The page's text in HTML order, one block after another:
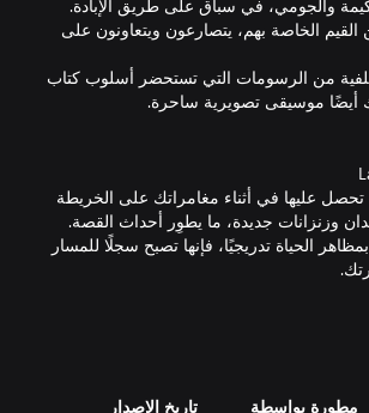
الخاصة بهم، يتصارعون ويتعاونون على
من الرسومات التي تستحضر أسلوب كتاب
تحصل عليها في أثناء مغامراتك على الخريطة
الحياة تدريجيًا، فإنها تصبح سجلًا للمسار
مطورة بواسطة تاريخ الإصدار